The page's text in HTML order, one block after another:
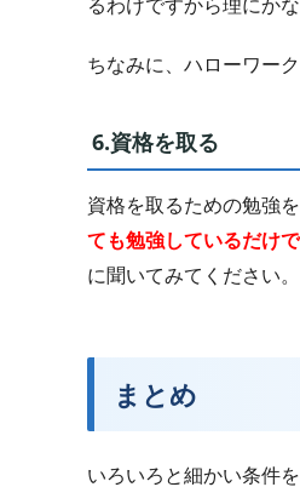
ちなみに、ハローワー
6.資格を取る
資格を取るための勉強
ても勉強しているだけ
に聞いてみてください
まとめ
いろいろと細かい条件